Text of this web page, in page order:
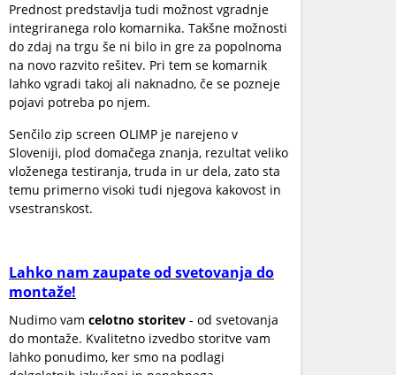
Prednost predstavlja tudi možnost vgradnje
integriranega rolo komarnika. Takšne možnosti
do zdaj na trgu še ni bilo in gre za popolnoma
na novo razvito rešitev. Pri tem se komarnik
lahko vgradi takoj ali naknadno, če se pozneje
pojavi potreba po njem.
Senčilo zip screen OLIMP je narejeno v
Sloveniji, plod domačega znanja, rezultat veliko
vloženega testiranja, truda in ur dela, zato sta
temu primerno visoki tudi njegova kakovost in
vsestranskost.
Lahko nam zaupate od svetovanja do
montaže!
Nudimo vam celotno storitev - od svetovanja
do montaže. Kvalitetno izvedbo storitve vam
lahko ponudimo, ker smo na podlagi